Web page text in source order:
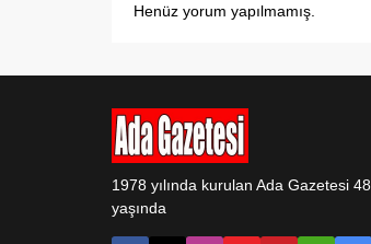
Henüz yorum yapılmamış.
1978 yılında kurulan Ada Gazetesi 48
yaşında